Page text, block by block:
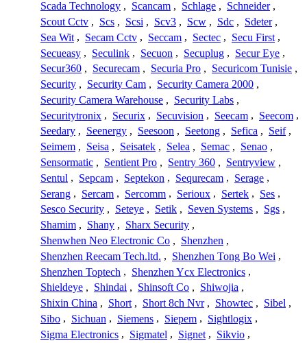
Scada Technology , Scancam , Schlage , Schneider ,
Scout Cctv , Scs , Scsi , Scv3 , Scw , Sdc , Sdeter ,
Sea Wit , Secam Cctv , Seccam , Sectec , Secu First ,
Secueasy , Seculink , Secuon , Secuplug , Secur Eye ,
Secur360 , Securecam , Securia Pro , Securicom Tunisie ,
Security , Security Cam , Security Camera 2000 ,
Security Camera Warehouse , Security Labs ,
Securitytronix , Securix , Secuvision , Seecam , Seecom ,
Seedary , Seenergy , Seesoon , Seetong , Sefica , Seif ,
Seimem , Seisa , Seisatek , Selea , Semac , Senao ,
Sensormatic , Sentient Pro , Sentry 360 , Sentryview ,
Sentul , Sepcam , Septekon , Sequrecam , Serage ,
Serang , Sercam , Sercomm , Serioux , Sertek , Ses ,
Sesco Security , Seteye , Setik , Seven Systems , Sgs ,
Shamim , Shany , Sharx Security ,
Shenwhen Neo Electronic Co , Shenzhen ,
Shenzhen Reecam Tech.ltd. , Shenzhen Tong Bo Wei ,
Shenzhen Toptech , Shenzhen Ycx Electronics ,
Shieldeye , Shindai , Shinsoft Co , Shiwojia ,
Shixin China , Short , Short 8ch Nvr , Showtec , Sibel ,
Sibo , Sichuan , Siemens , Siepem , Sightlogix ,
Sigma Electronics , Sigmatel , Signet , Sikvio ,